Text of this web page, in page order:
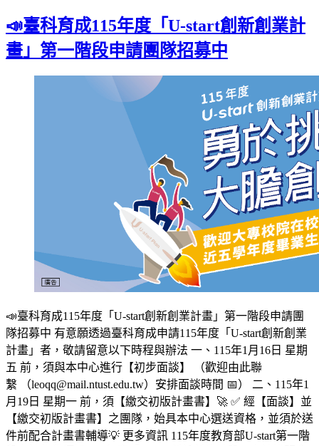
📣臺科育成115年度「U-start創新創業計
畫」第一階段申請團隊招募中
📣臺科育成115年度「U-start創新創業計畫」第一階段申請團
隊招募中 有意願透過臺科育成申請115年度「U-start創新創業
計畫」者，敬請留意以下時程與辦法 一、115年1月16日 星期
五 前，須與本中心進行【初步面談】 （歡迎由此聯
繫 （leoqq@mail.ntust.edu.tw）安排面談時間 📅） 二、115年1
月19日 星期一 前，須【繳交初版計畫書】🚀 ✅ 經【面談】並
【繳交初版計畫書】之團隊，始具本中心選送資格，並須於送
件前配合計畫書輔導💡 更多資訊 115年度教育部U-start第一階